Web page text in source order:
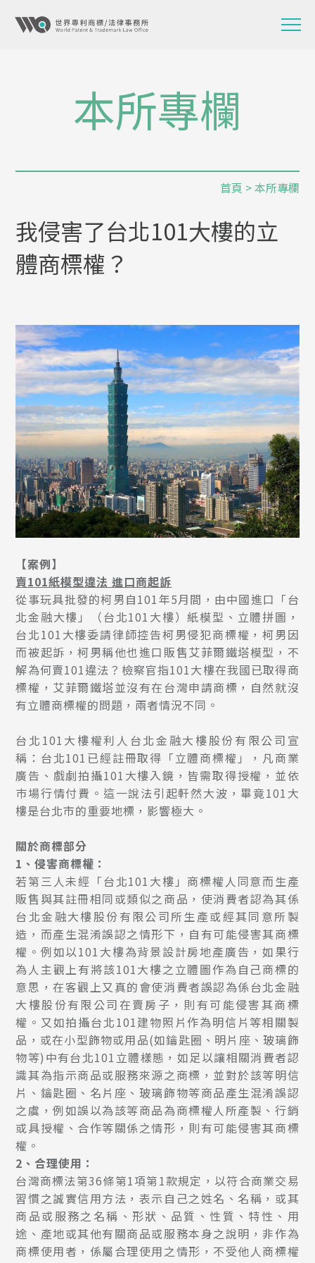
本所專欄
首頁 >本所專欄
我侵害了台北101大樓的立
體商標權？
【案例】
賣101紙模型違法 進口商起訴
從事玩具批發的柯男自101年5月間，由中國進口「台
北金融大樓」（台北101大樓）紙模型、立體拼圖，
台北101大樓委請律師控告柯男侵犯商標權，柯男因
而被起訴，柯男稱他也進口販售艾菲爾鐵塔模型，不
解為何賣101違法？檢察官指101大樓在我國已取得商
標權，艾菲爾鐵塔並沒有在台灣申請商標，自然就沒
有立體商標權的問題，兩者情況不同。
台北101大樓權利人台北金融大樓股份有限公司宣
稱：台北101已經註冊取得「立體商標權」，凡商業
廣告、戲劇拍攝101大樓入鏡，皆需取得授權，並依
巿場行情付費。這一說法引起軒然大波，畢竟101大
樓是台北市的重要地標，影響極大。
關於商標部分
1 、侵害商標權：
若第三人未經「台北101大樓」商標權人同意而生產
販售與其註冊相同或類似之商品，使消費者認為其係
台北金融大樓股份有限公司所生產或經其同意所製
造，而產生混淆誤認之情形下，自有可能侵害其商標
權。例如以101大樓為背景設計房地產廣告，如果行
為人主觀上有將該101大樓之立體圖作為自己商標的
意思，在客觀上又真的會使消費者誤認為係台北金融
大樓股份有限公司在賣房子，則有可能侵害其商標
權。又如拍攝台北101建物照片作為明信片等相關製
品，或在小型飾物或用品(如鑰匙圈、明片座、玻璃飾
物等)中有台北101立體樣態，如足以讓相關消費者認
識其為指示商品或服務來源之商標，並對於該等明信
片、鑰匙圈、名片座、玻璃飾物等商品產生混淆誤認
之虞，例如誤以為該等商品為商標權人所產製、行銷
或具授權、合作等關係之情形，則有可能侵害其商標
權。
2 、合理使用：
台灣商標法第36條第1項第1款規定，以符合商業交易
習慣之誠實信用方法，表示自己之姓名、名稱，或其
商品或服務之名稱、形狀、品質、性質、特性、用
途、產地或其他有關商品或服務本身之說明，非作為
商標使用者，係屬合理使用之情形，不受他人商標權